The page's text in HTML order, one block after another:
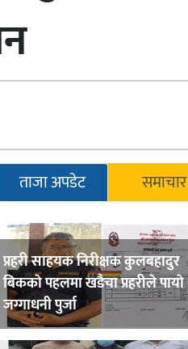
ताजा अपडेट समाचार
प्रहरी साहयक निरीक्षक कुलबहादुर
बिककाे पहलमा खडैचा प्रहरीले पायाे
जग्गाधनी पुर्जा